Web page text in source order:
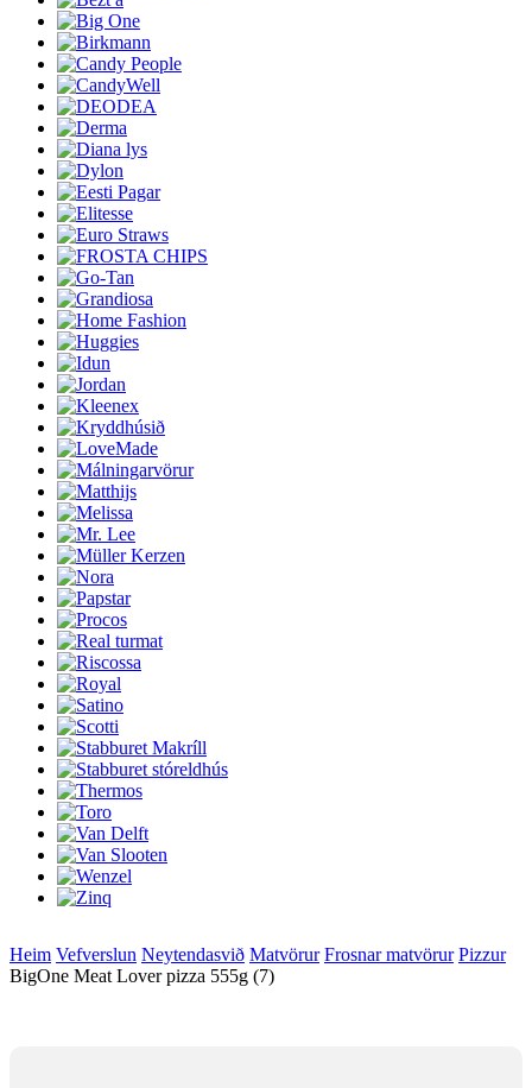
Heim Vefverslun Neytendasvið Matvörur Frosnar matvörur Pizzur
BigOne Meat Lover pizza 555g (7)